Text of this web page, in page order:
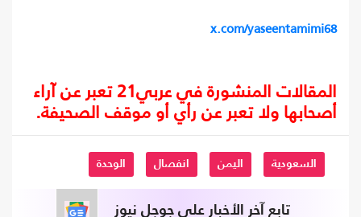
x.com/yaseentamimi68
المقالات المنشورة في عربي21 تعبر عن آراء
أصحابها ولا تعبر عن رأي أو موقف الصحيفة.
السعودية اليمن انفصال الوحدة
تابع آخر الأخبار على جوجل نيوز